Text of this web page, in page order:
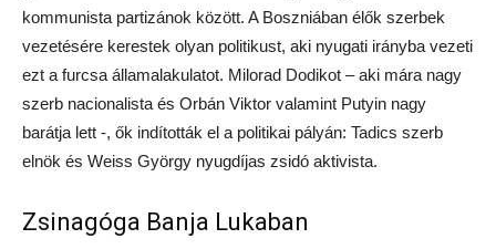
kommunista partizánok között. A Boszniában élők szerbek
vezetésére kerestek olyan politikust, aki nyugati irányba vezeti
ezt a furcsa államalakulatot. Milorad Dodikot – aki mára nagy
szerb nacionalista és Orbán Viktor valamint Putyin nagy
barátja lett -, ők indították el a politikai pályán: Tadics szerb
elnök és Weiss György nyugdíjas zsidó aktivista.
Zsinagóga Banja Lukaban